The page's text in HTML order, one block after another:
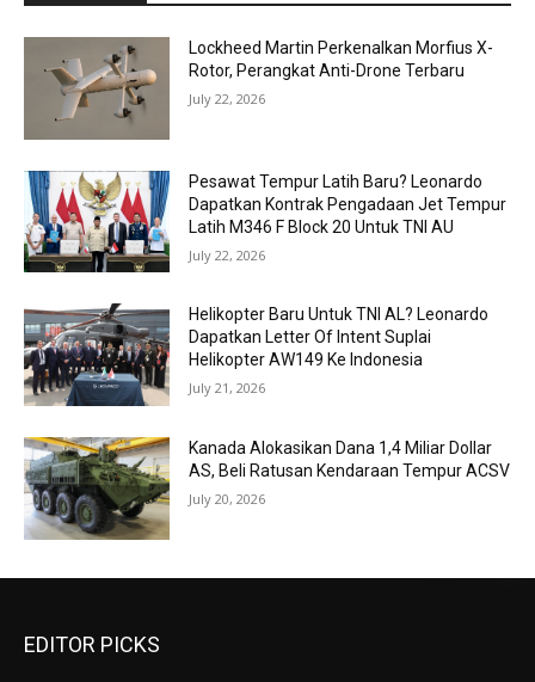
Lockheed Martin Perkenalkan Morfius X-
Rotor, Perangkat Anti-Drone Terbaru
July 22, 2026
Pesawat Tempur Latih Baru? Leonardo
Dapatkan Kontrak Pengadaan Jet Tempur
Latih M346 F Block 20 Untuk TNI AU
July 22, 2026
Helikopter Baru Untuk TNI AL? Leonardo
Dapatkan Letter Of Intent Suplai
Helikopter AW149 Ke Indonesia
July 21, 2026
Kanada Alokasikan Dana 1,4 Miliar Dollar
AS, Beli Ratusan Kendaraan Tempur ACSV
July 20, 2026
EDITOR PICKS